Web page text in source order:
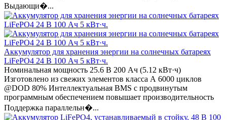
Выдающи�...
Аккумулятор для хранения энергии на солнечных батареях
LiFePO4 24 В 100 Ач 5 кВт·ч.
Номинальная мощность 25.6 В 200 Ач (5.12 кВт·ч)
Изготовлено из свежих элементов класса А 6000 циклов
@DOD 80% Интеллектуальная BMS с продвинутым
программным обеспечением повышает производительность
Поддержка параллельн�...